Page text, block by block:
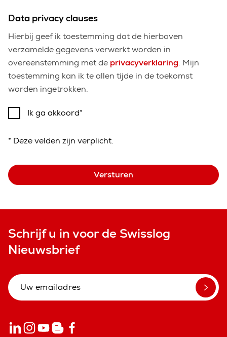
Data privacy clauses
Hierbij geef ik toestemming dat de hierboven
verzamelde gegevens verwerkt worden in
overeenstemming met de privacyverklaring. Mijn
toestemming kan ik te allen tijde in de toekomst
worden ingetrokken.
Ik ga akkoord
* Deze velden zijn verplicht.
Versturen
Schrijf u in voor de Swisslog
Nieuwsbrief